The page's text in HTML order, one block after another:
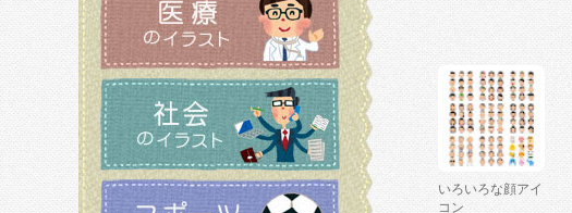
いろいろな顔アイ
コン